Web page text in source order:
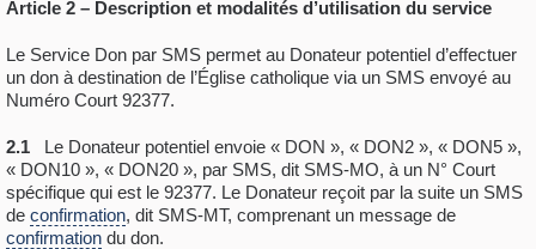
Article 2 – Description et modalités d’utilisation du service
Le Service Don par SMS permet au Donateur potentiel d’effectuer
un don à destination de l’Église catholique via un SMS envoyé au
Numéro Court 92377.
2.1 Le Donateur potentiel envoie « DON », « DON2 », « DON5 »,
« DON10 », « DON20 », par SMS, dit SMS-MO, à un N° Court
spécifique qui est le 92377. Le Donateur reçoit par la suite un SMS
de confirmation, dit SMS-MT, comprenant un message de
confirmation du don.